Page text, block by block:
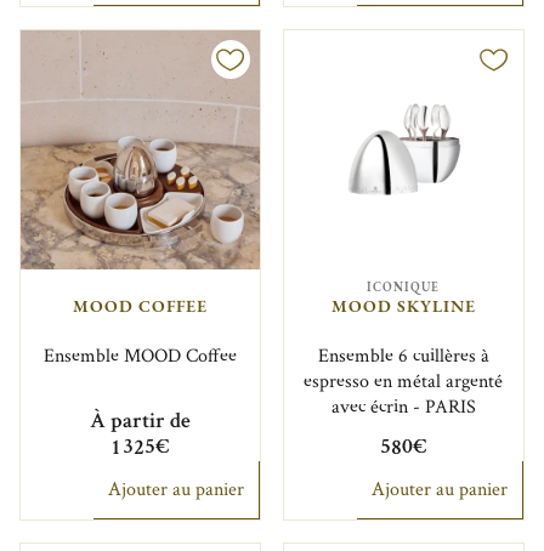
MOOD COFFEE
Ensemble MOOD Coffee
À partir de
1 325€
Ajouter au panier
ICONIQUE
MOOD SKYLINE
Ensemble 6 cuillères à
espresso en métal argenté
avec écrin - PARIS
580€
Ajouter au panier